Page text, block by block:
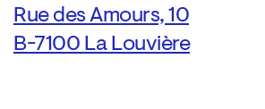
Rue des Amours, 10
B-7100 La Louvière